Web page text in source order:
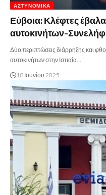
ΑΣΤΥΝΟΜΙΚΆ
Εύβοια: Κλέφτες
αυτοκινήτων-
Δύο περιπτώσεις διάρρηξης και
αυτοκινήτων στην Ιστιαία…
18 Ιουνίου 2025